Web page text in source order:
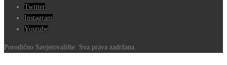
Twitter
Instagram
Youtube
Porodično Savjetovalište. Sva prava zadržana.